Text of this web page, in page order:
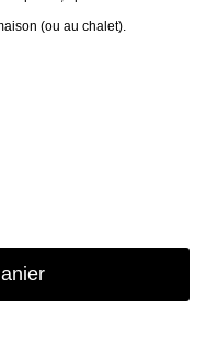
(ou au chalet).